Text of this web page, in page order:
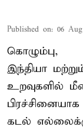
Published on: 06
கொழும்பு,
இந்தியா
உறவுகளில்
கடல்